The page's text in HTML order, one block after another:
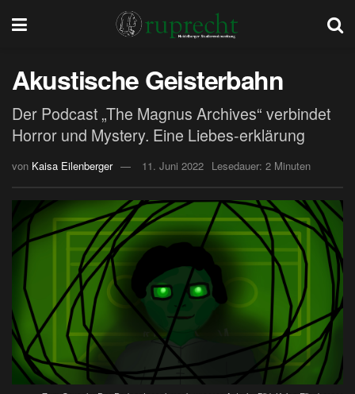
Akustische Geisterbahn
Der Podcast „The Magnus Archives“ verbindet
Horror und Mystery. Eine Liebes-erklärung
von Kaisa Eilenberger 11. Juni 2022 Lesedauer: 2 Minuten